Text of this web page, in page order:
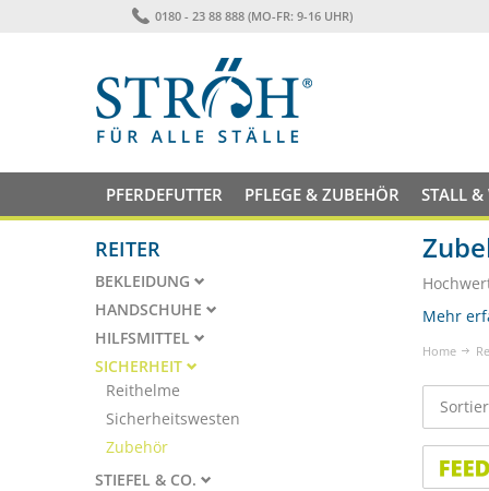
0180 - 23 88 888 (MO-FR: 9-16 UHR)
PFERDEFUTTER PFLEGE & ZUBEHÖR STALL &
Mehr
Home
REITER
BEKLEIDUNG
HANDSCHUHE
HILFSMITTEL
SICHERHEIT
Reithelme
Sicherheitswesten
Zubehör
STIEFEL & CO.